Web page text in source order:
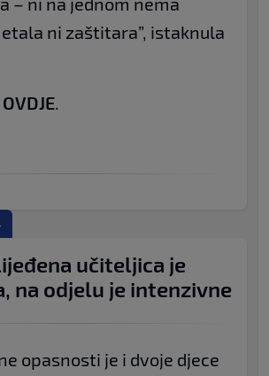
ni zaštitara”, istaknula
OVDJE.
učiteljica je
na odjelu je intenzivne
opasnosti je i dvoje djece